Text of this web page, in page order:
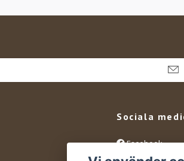
Sociala
Facebook